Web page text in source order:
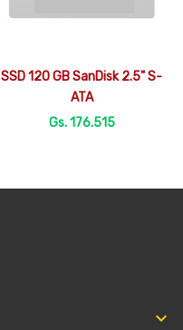
Vista rápida
SSD 120 GB SanDisk 2.5" S-
ATA
Gs. 176.515
